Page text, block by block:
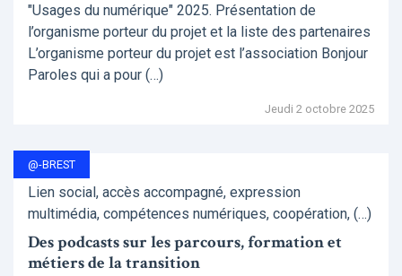
"Usages du numérique" 2025. Présentation de
l’organisme porteur du projet et la liste des partenaires
L’organisme porteur du projet est l’association Bonjour
Paroles qui a pour (…)
Jeudi 2 octobre 2025
@-BREST
Lien social, accès accompagné, expression
multimédia, compétences numériques, coopération, (…)
Des podcasts sur les parcours, formation et
métiers de la transition